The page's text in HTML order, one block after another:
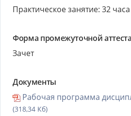
Практическое занятие: 32 часа
Форма промежуточной
Зачет
Документы
Рабочая программа
(318,34 Кб)